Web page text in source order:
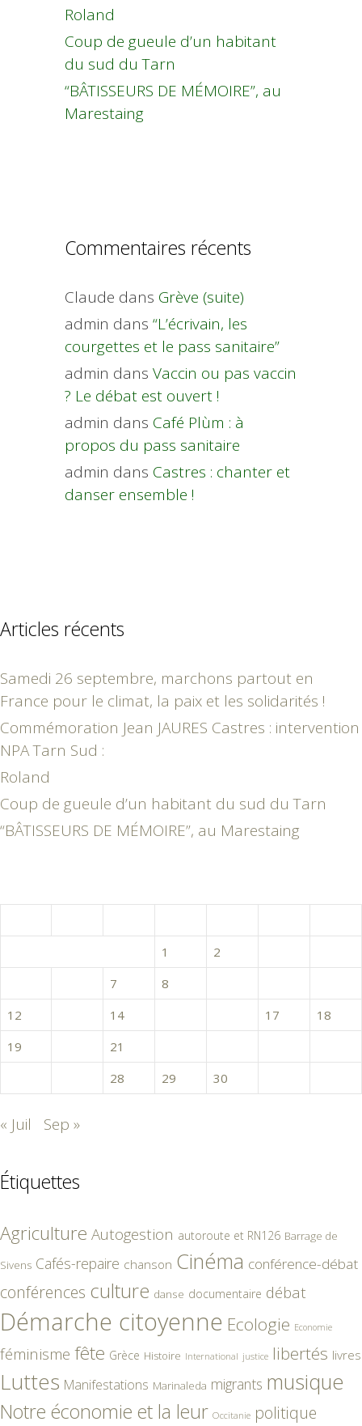
Roland
Coup de gueule d’un habitant
du sud du Tarn
“BÂTISSEURS DE MÉMOIRE”, au
Marestaing
Commentaires récents
Claude dans Grève (suite)
admin dans “L’écrivain, les
courgettes et le pass sanitaire”
admin dans Vaccin ou pas vaccin
? Le débat est ouvert !
admin dans Café Plùm : à
propos du pass sanitaire
admin dans Castres : chanter et
danser ensemble !
Articles récents
Samedi 26 septembre, marchons partout en
France pour le climat, la paix et les solidarités !
Commémoration Jean JAURES Castres : intervention
NPA Tarn Sud :
Roland
Coup de gueule d’un habitant du sud du Tarn
“BÂTISSEURS DE MÉMOIRE”, au Marestaing
1
2
7 8
12
14 17
18
19
21
28 29 30
« Juil Sep »
Étiquettes
Agriculture Autogestion autoroute et RN126 Barrage de
Sivens Cafés-repaire chanson Cinéma conférence-débat
conférences culture danse documentaire débat
Démarche citoyenne Ecologie Economie
féminisme fête Grèce Histoire International justice libertés livres
Luttes Manifestations Marinaleda migrants musique
Notre économie et la leur Occitanie politique